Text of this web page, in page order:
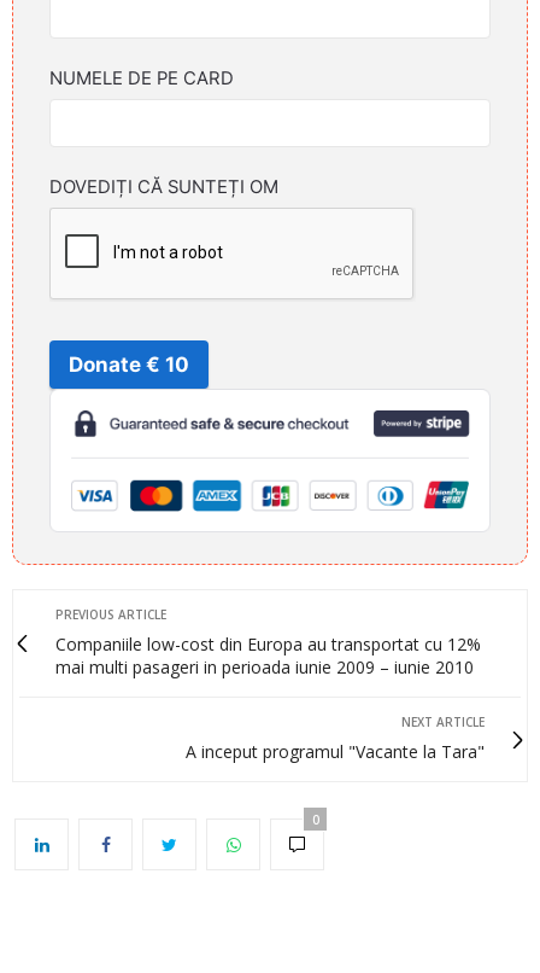
NUMELE DE PE CARD
DOVEDIȚI CĂ SUNTEȚI OM
Donate € 10
PREVIOUS ARTICLE
Companiile low-cost din Europa au transportat cu 12%
mai multi pasageri in perioada iunie 2009 – iunie 2010
NEXT ARTICLE
A inceput programul "Vacante la Tara"
0